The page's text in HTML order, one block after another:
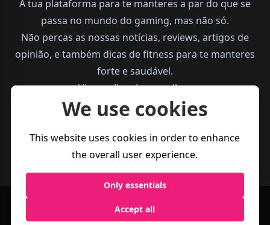
A tua plataforma para te manteres a par do que se
passa no mundo do gaming, mas não só.
Não percas as nossas notícias, reviews, artigos de
opinião, e também dicas de fitness para te manteres
forte e saudável.
Vive melhor, joga melhor.
Business
Política de
We use cookies
This website uses cookies in order to enhance
the overall user experience.
Only essentials
Accept all